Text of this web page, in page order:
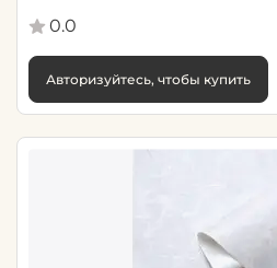
0.0
Авторизуйтесь, чтобы купить